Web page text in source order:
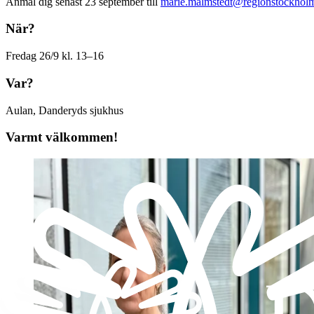
När?
Fredag 26/9 kl. 13–16
Var?
Aulan, Danderyds sjukhus
Varmt välkommen!